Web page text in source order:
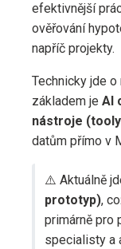
efektivnější
ověřování
napříč projekty.
Technicky jde
základem je AI
nástroje
datům přímo v
⚠️ Aktuálně
prototyp),
primárně pro
specialisty a